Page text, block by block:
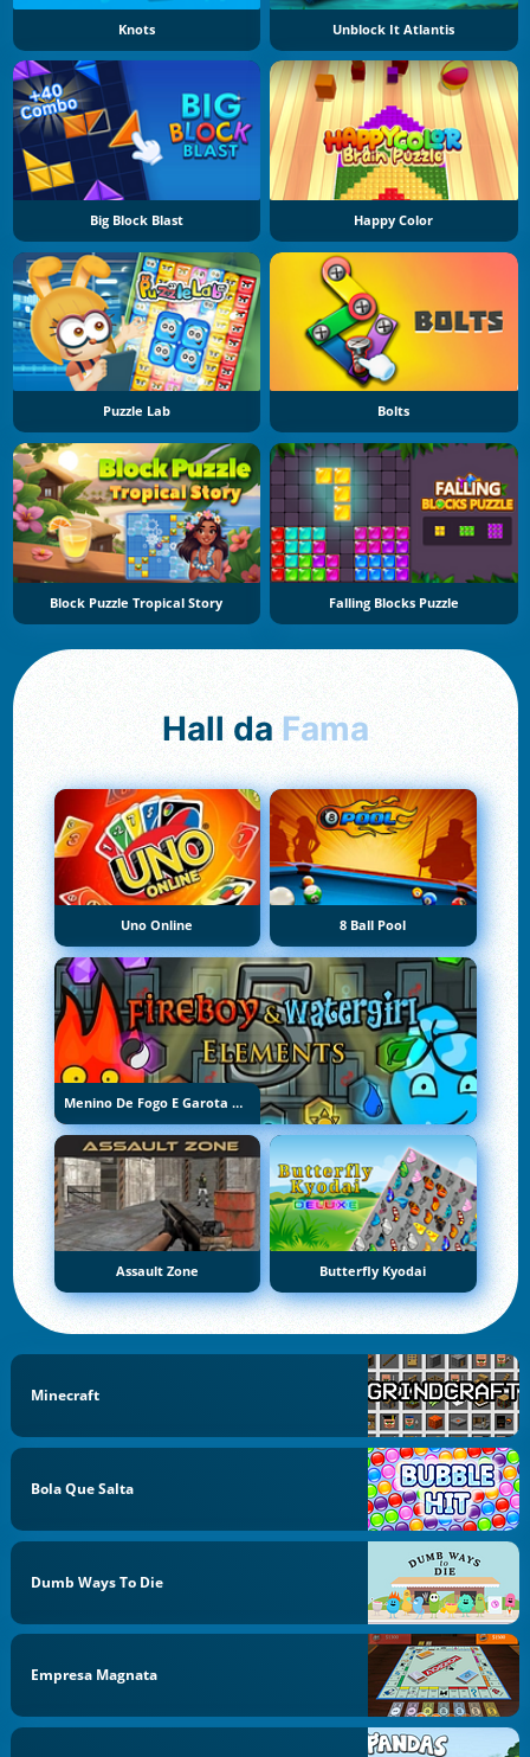
Knots Unblock It Atlantis
Big Block Blast Happy Color
Puzzle Lab Bolts
Block Puzzle Tropical Story Falling Blocks Puzzle
Hall da Fama
Uno Online 8 Ball Pool
Menino De Fogo E Garota De Água 5: Elementos
Assault Zone Butterfly Kyodai
Minecraft
Bola Que Salta
Dumb Ways To Die
Empresa Magnata